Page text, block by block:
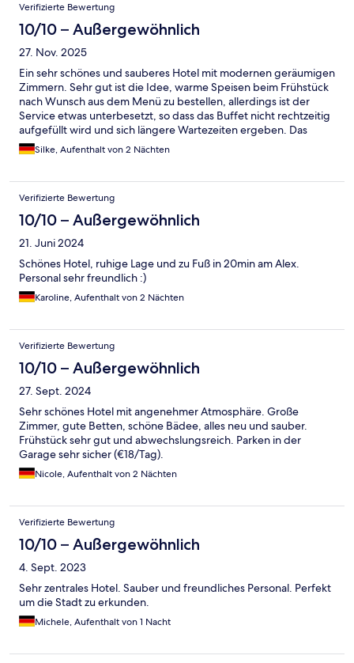
Verifizierte Bewertung
10/10 – Außergewöhnlich
27. Nov. 2025
Ein sehr schönes und sauberes Hotel mit modernen geräumigen
Zimmern. Sehr gut ist die Idee, warme Speisen beim Frühstück
nach Wunsch aus dem Menü zu bestellen, allerdings ist der
Service etwas unterbesetzt, so dass das Buffet nicht rechtzeitig
aufgefüllt wird und sich längere Wartezeiten ergeben. Das
Personal ist dabei aber sehr nett und die vorhandene Auswahl
groß und von guter Qualität.
Silke, Aufenthalt von 2 Nächten
Verifizierte Bewertung
10/10 – Außergewöhnlich
21. Juni 2024
Schönes Hotel, ruhige Lage und zu Fuß in 20min am Alex.
Personal sehr freundlich :)
Karoline, Aufenthalt von 2 Nächten
Verifizierte Bewertung
10/10 – Außergewöhnlich
27. Sept. 2024
Sehr schönes Hotel mit angenehmer Atmosphäre. Große
Zimmer, gute Betten, schöne Bädee, alles neu und sauber.
Frühstück sehr gut und abwechslungsreich. Parken in der
Garage sehr sicher (€18/Tag).
Nicole, Aufenthalt von 2 Nächten
Verifizierte Bewertung
10/10 – Außergewöhnlich
4. Sept. 2023
Sehr zentrales Hotel. Sauber und freundliches Personal. Perfekt
um die Stadt zu erkunden.
Michele, Aufenthalt von 1 Nacht